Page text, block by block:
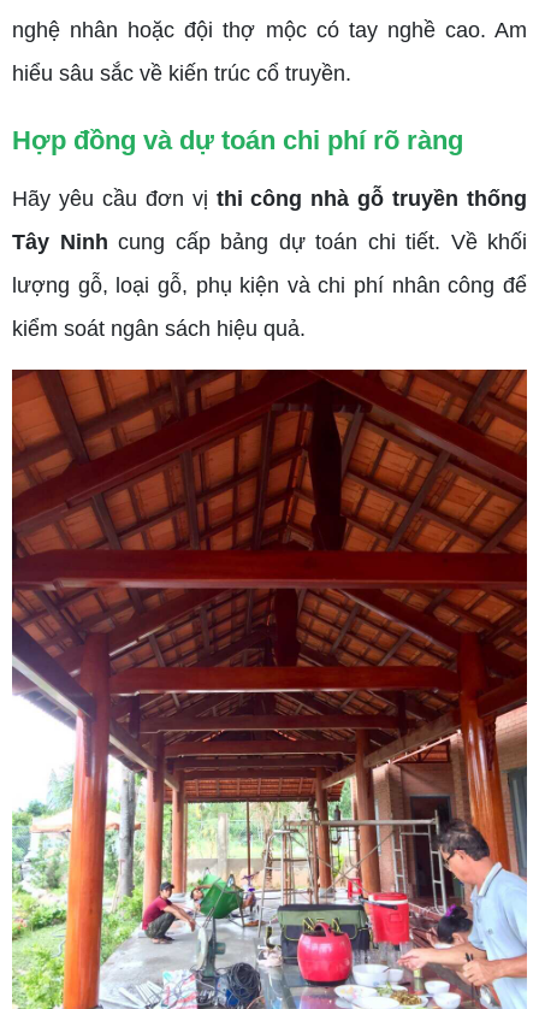
nghệ nhân hoặc đội thợ mộc có tay nghề cao. Am
hiểu sâu sắc về kiến trúc cổ truyền.
Hợp đồng và dự toán chi phí rõ ràng
Hãy yêu cầu đơn vị thi công nhà gỗ truyền thống
Tây Ninh cung cấp bảng dự toán chi tiết. Về khối
lượng gỗ, loại gỗ, phụ kiện và chi phí nhân công để
kiểm soát ngân sách hiệu quả.